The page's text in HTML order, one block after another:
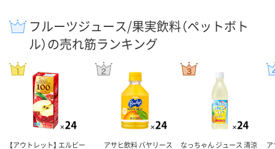
フルーツジュース/果実飲料（ペットボト
ル）の売れ筋ランキング
【アウトレット】 エルビー
アサヒ飲料 バヤリース
なっちゃん ジュース 清涼